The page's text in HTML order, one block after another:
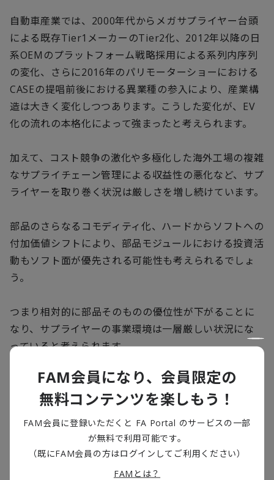
自動車産業では、2000年代からメガサプライヤー台頭
による既存Tier1メーカーのTier2化、2012年以降の日
系OEMのプラットフォーム戦略採用による系列内序列
の変化、さらに2016年のパリモーターショーにおける
CASEの提唱前後における異業種の参入により、産業構
造は大きく変化しつつあります。こうした変化が、EV
化の流れの本格化によって強まったと考えられます。
加えて、コスト競争の激化や多極化した海外工場の複雑
なサプライチェーン管理による収益性の悪化など、サプ
ライヤーを取り巻く状況は厳しさを増し続けています。
部品のさらなるコモディティ化、ハードからソフトへの
付加価値シフトにより、部品モジュールにおける投資活
動もソフト面が優先される可能性も考えられるでしょ
う。
つまり相対的に部品そのものの優位性が下がることに
なり、サプライヤーの事業環境は一層厳しい状況にな
っていると考えられます。
昨今、大きな問題となっている半導体不足もサプライ
ヤーにとって逆風となっています。半導体不足によって
手できる中古車にシフトしている面があるためです。
FAM会員になり、会員限定の
無料コンテンツを楽しもう！
FAM会員に登録いただくと FA Portal のサービスの一部
が無料で利用可能です。
（既にFAM会員の方はログインしてご利用ください）
FAMとは？